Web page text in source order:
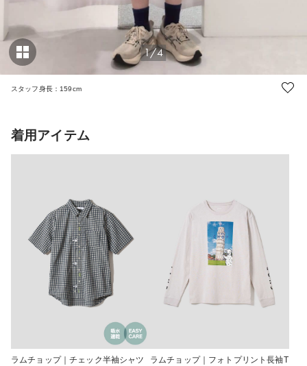
1/4
スタッフ身長：159cm
着用アイテム
ラムチョップ｜チェック半袖シャツ
ラムチョップ｜フォトプリント長袖T